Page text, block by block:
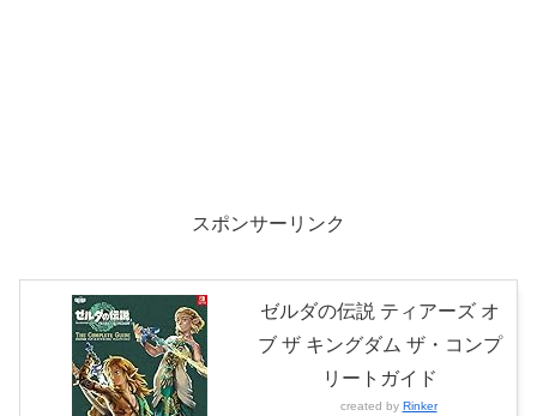
スポンサーリンク
ゼルダの伝説 ティアーズ オ
ブ ザ キングダム ザ・コンプ
リートガイド
created by Rinker